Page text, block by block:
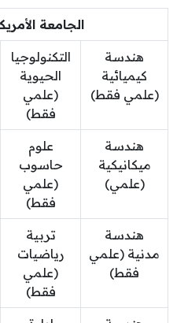
الجامعة
هندسة
كيميائية
(علمي فقط)
التكنولوجيا
الحيوية
(علمي
فقط)
هندسة
ميكانيكية
(علمي)
علوم
حاسوب
(علمي
فقط)
هندسة
مدنية (علمي
فقط)
تربية
رياضيات
(علمي
فقط)